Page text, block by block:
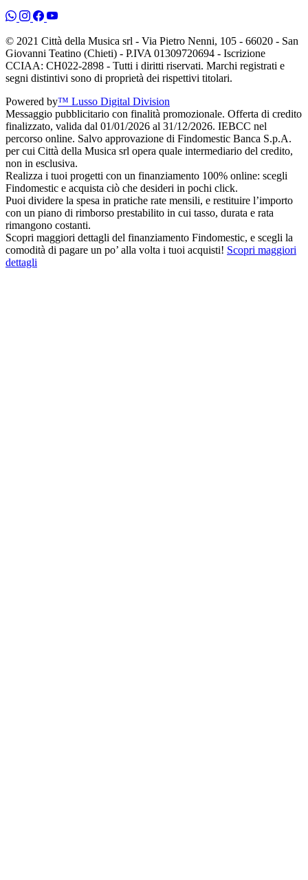
© 2021 Città della Musica srl - Via Pietro Nenni, 105 - 66020 - San
Giovanni Teatino (Chieti) - P.IVA 01309720694 - Iscrizione
CCIAA: CH022-2898 - Tutti i diritti riservati. Marchi registrati e
segni distintivi sono di proprietà dei rispettivi titolari.
Powered by™ Lusso Digital Division
Messaggio pubblicitario con finalità promozionale. Offerta di credito
finalizzato, valida dal 01/01/2026 al 31/12/2026. IEBCC nel
percorso online. Salvo approvazione di Findomestic Banca S.p.A.
per cui Città della Musica srl opera quale intermediario del credito,
non in esclusiva.
Realizza i tuoi progetti con un finanziamento 100% online: scegli
Findomestic e acquista ciò che desideri in pochi click.
Puoi dividere la spesa in pratiche rate mensili, e restituire l’importo
con un piano di rimborso prestabilito in cui tasso, durata e rata
rimangono costanti.
Scopri maggiori dettagli del finanziamento Findomestic, e scegli la
comodità di pagare un po’ alla volta i tuoi acquisti! Scopri maggiori
dettagli